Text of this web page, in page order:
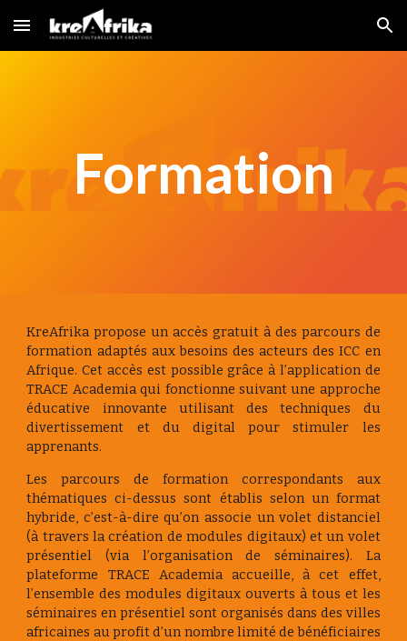
Skip to main content Skip to navigation
Formation
KreAfrika propose un accès gratuit à des parcours de
formation adaptés aux besoins des acteurs des ICC en
Afrique. Cet accès est possible grâce à l’application de
TRACE Academia qui fonctionne suivant une approche
éducative innovante utilisant des techniques du
divertissement et du digital pour stimuler les
apprenants.
Les parcours de formation correspondants aux
thématiques ci-dessus sont établis selon un format
hybride, c’est-à-dire qu’on associe un volet distanciel
(à travers la création de modules digitaux) et un volet
présentiel (via l’organisation de séminaires). La
plateforme TRACE Academia accueille, à cet effet,
l’ensemble des modules digitaux ouverts à tous et les
séminaires en présentiel sont organisés dans des villes
africaines au profit d’un nombre limité de bénéficiaires